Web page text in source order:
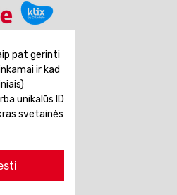
pat gerinti
ir kad
unikalūs ID
svetainės